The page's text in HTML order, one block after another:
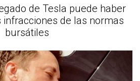
de Tesla puede haber
de las normas
bursátiles